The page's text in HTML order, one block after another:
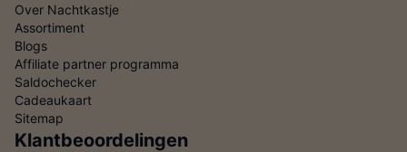
Over Nachtkastje
Assortiment
Blogs
Affiliate partner programma
Saldochecker
Cadeaukaart
Sitemap
Klantbeoordelingen